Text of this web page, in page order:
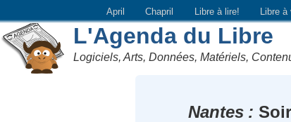
April Chapril Libre à lire! Libre
L'Agenda du Libre
Logiciels, Arts, Données, Matériels,
Nantes